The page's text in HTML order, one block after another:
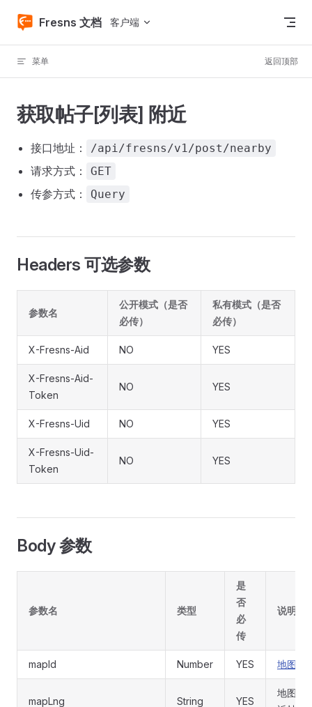
Skip to content
Fresns 文档 客户端
菜单 返回顶部
获取帖子[列表] 附近
接口地址： /api/fresns/v1/post/nearby
请求方式： GET
传参方式： Query
Headers 可选参数
参数名
公开模式（是否
必传）
私有模式（是否
必传）
X-Fresns-Aid NO YES
X-Fresns-Aid-
Token
NO YES
X-Fresns-Uid NO YES
X-Fresns-Uid-
Token
NO YES
Body 参数
参数名 类型
是
否
必
传
说明
mapId Number YES 地图服
mapLng String YES
地图经